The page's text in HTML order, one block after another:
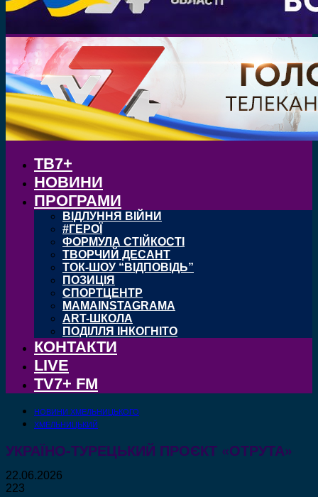
ТВ7+
НОВИНИ
ПРОГРАМИ
ВІДЛУННЯ ВІЙНИ
#ГЕРОЇ
ФОРМУЛА СТІЙКОСТІ
ТВОРЧИЙ ДЕСАНТ
ТОК-ШОУ “ВІДПОВІДЬ”
ПОЗИЦІЯ
СПОРТЦЕНТР
MAMAINSTAGRAMA
ART-ШКОЛА
ПОДІЛЛЯ ІНКОГНІТО
КОНТАКТИ
LIVE
TV7+ FM
НОВИНИ ХМЕЛЬНИЦЬКОГО
ХМЕЛЬНИЦЬКИЙ
УКРАЇНО-ТУРЕЦЬКИЙ ПРОЄКТ «ОТРУТА»
22.06.2026
223